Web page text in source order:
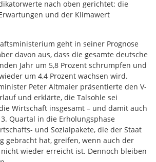
nach oben gerichtet: die
und der Klimawert
geht in seiner Prognose
davon aus, dass die gesamte deutsche
Jahr um 5,8 Prozent schrumpfen und
um 4,4 Prozent wachsen wird.
Peter Altmaier präsentierte den V-
und erklärte, die Talsohle sei
Wirtschaft insgesamt – und damit auch
Quartal in die Erholungsphase
und Sozialpakete, die der Staat
gebracht hat, greifen, wenn auch der
wieder erreicht ist. Dennoch bleiben